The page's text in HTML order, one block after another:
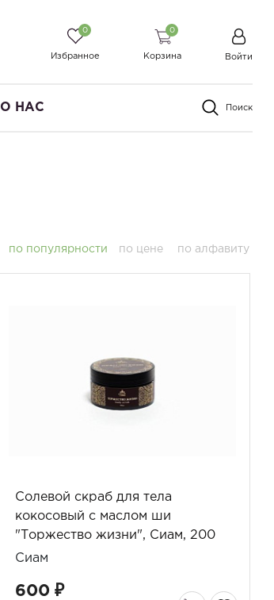
0
Избранное
0
Корзина Войти
О НАС Поиск
по популярности по цене по алфавиту
Солевой скраб для тела
кокосовый с маслом ши
"Торжество жизни", Сиам, 200
мл
Сиам
600 ₽